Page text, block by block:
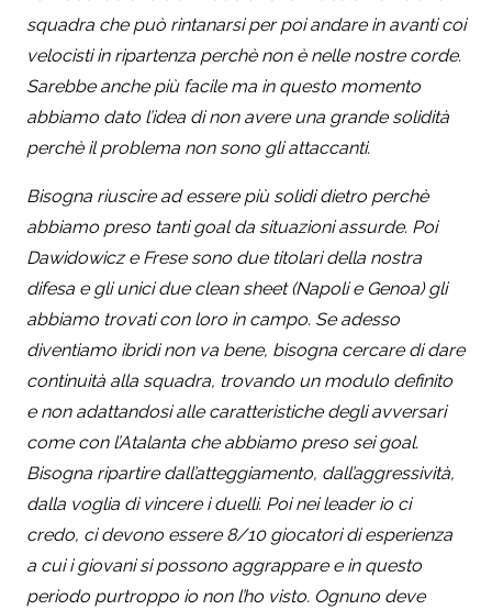
squadra che può rintanarsi per poi andare in avanti coi
velocisti in ripartenza perchè non è nelle nostre corde.
Sarebbe anche più facile ma in questo momento
abbiamo dato l’idea di non avere una grande solidità
perchè il problema non sono gli attaccanti.
Bisogna riuscire ad essere più solidi dietro perchè
abbiamo preso tanti goal da situazioni assurde. Poi
Dawidowicz e Frese sono due titolari della nostra
difesa e gli unici due clean sheet (Napoli e Genoa) gli
abbiamo trovati con loro in campo. Se adesso
diventiamo ibridi non va bene, bisogna cercare di dare
continuità alla squadra, trovando un modulo definito
e non adattandosi alle caratteristiche degli avversari
come con l’Atalanta che abbiamo preso sei goal.
Bisogna ripartire dall’atteggiamento, dall’aggressività,
dalla voglia di vincere i duelli. Poi nei leader io ci
credo, ci devono essere 8/10 giocatori di esperienza
a cui i giovani si possono aggrappare e in questo
periodo purtroppo io non l’ho visto. Ognuno deve